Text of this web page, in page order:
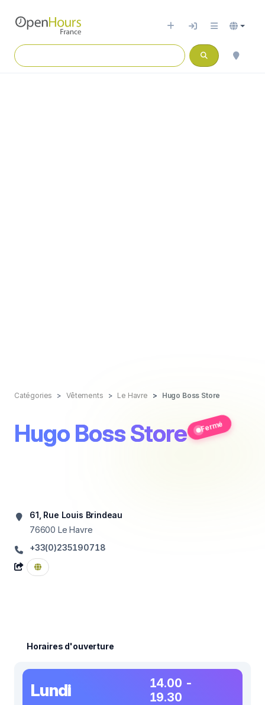
Catégories Vêtements Le Havre Hugo Boss Store
Hugo Boss Store Fermé
61, Rue Louis Brindeau
76600 Le Havre
+33(0)235190718
Horaires d'ouverture
Lundi
14.00 -
19.30